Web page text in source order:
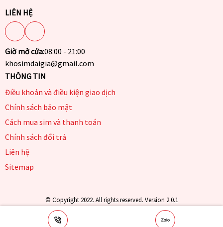
LIÊN HỆ
Giờ mở cửa:08:00 - 21:00
khosimdaigia@gmail.com
THÔNG TIN
Điều khoản và điều kiện giao dịch
Chính sách bảo mật
Cách mua sim và thanh toán
Chính sách đổi trả
Liên hệ
Sitemap
© Copyright 2022. All rights reserved. Version 2.0.1